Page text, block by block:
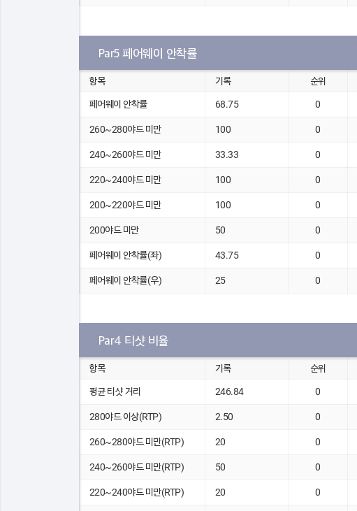
Par5 페어웨이 안착률
항목 기록 순위
페어웨이 안착률 68.75 0
260~280야드 미만 100 0
240~260야드 미만 33.33 0
220~240야드 미만 100 0
200~220야드 미만 100 0
200야드 미만 50 0
페어웨이 안착률(좌) 43.75 0
페어웨이 안착률(우) 25 0
Par4 티샷 비율
항목 기록 순위
평균 티샷 거리 246.84 0
280야드 이상(RTP) 2.50 0
260~280야드 미만(RTP) 20 0
240~260야드 미만(RTP) 50 0
220~240야드 미만(RTP) 20 0